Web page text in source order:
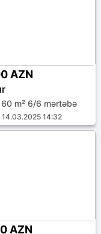
AZN
60 m² 6/6 mərtəbə
14.03.2025 14:32
AZN